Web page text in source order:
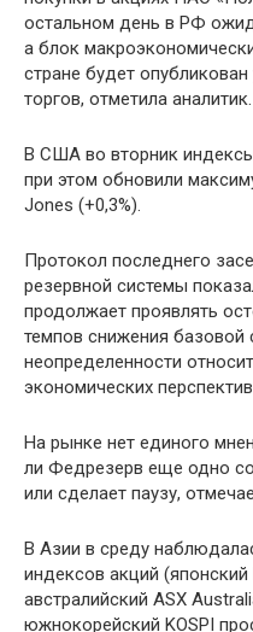
остальном день в РФ
а блок
стране будет
торгов, отметила аналитик.
В США во вторник
при этом обновили
Jones (+0,3%).
Протокол последнего
резервной системы
продолжает проявлять
темпов снижения базовой
неопределенности
экономических
На рынке нет единого
ли Федрезерв еще одно
или сделает паузу,
В Азии в среду
индексов акций (японский
австралийский ASX
южнокорейский KOSPI